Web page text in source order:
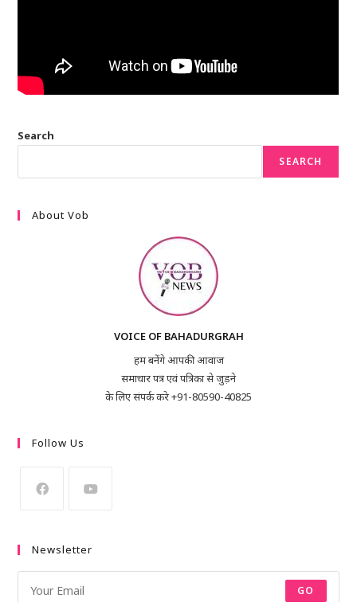
Search
SEARCH
About Vob
VOICE OF BAHADURGRAH
हम बनेंगे आपकी आवाज
समाचार पत्र एवं पत्रिका से जुड़ने
के लिए संपर्क करे +91-80590-40825
Follow Us
Newsletter
GO